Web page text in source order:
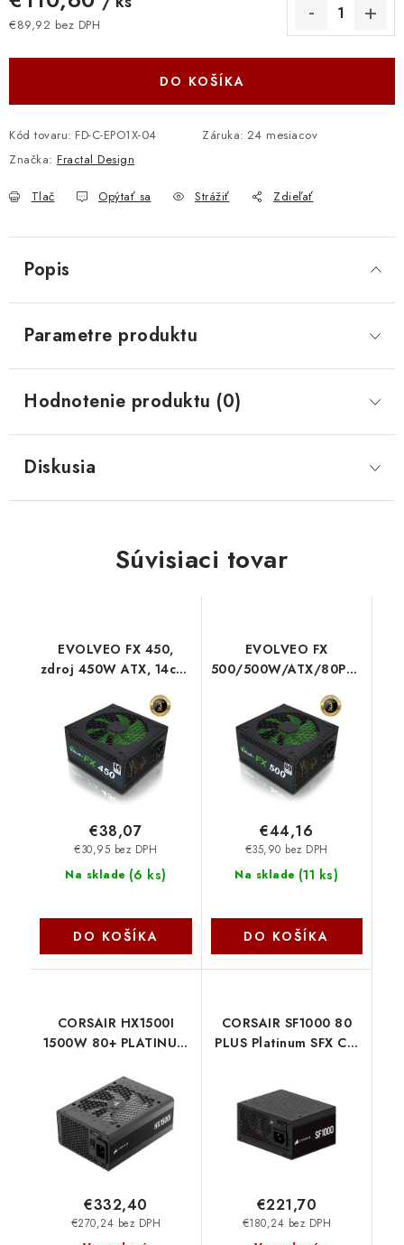
€89,92 bez DPH
DO KOŠÍKA
Kód tovaru: FD-C-EPO1X-04 Záruka: 24 mesiacov
Značka: Fractal Design
Tlač Opýtať sa Strážiť Zdieľať
Popis
Parametre produktu
Hodnotenie produktu (0)
Diskusia
Súvisiaci tovar
EVOLVEO FX 450,
zdroj 450W ATX, 14cm,
CZEFX450 Evolveo
Na sklade (6 ks)
€30,95 bez DPH
€38,07
DO KOŠÍKA
EVOLVEO FX
500/500W/ATX/80PLUS
Evolveo
Na sklade (11 ks)
€35,90 bez DPH
€44,16
DO KOŠÍKA
CORSAIR HX1500I
1500W 80+ PLATINUM
Corsair
€270,24 bez DPH
€332,40
CORSAIR SF1000 80
PLUS Platinum SFX CP-
€180,24 bez DPH
€221,70